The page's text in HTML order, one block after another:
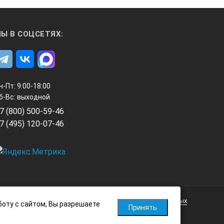
меню, исключая
от задействованных
В СОЦСЕТЯХ:
Пт: 9:00-18:00
Вс: выходной
(800) 500-59-46
(495) 120-07-46
Политика обработки персональных данных
с сайтом, Вы разрешаете
Принять